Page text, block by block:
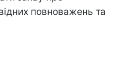
повноважень та